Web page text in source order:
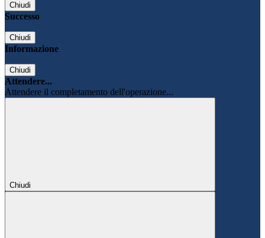
Chiudi
Successo
Chiudi
Informazione
Chiudi
Attendere...
Attendere il completamento dell'operazione...
Chiudi